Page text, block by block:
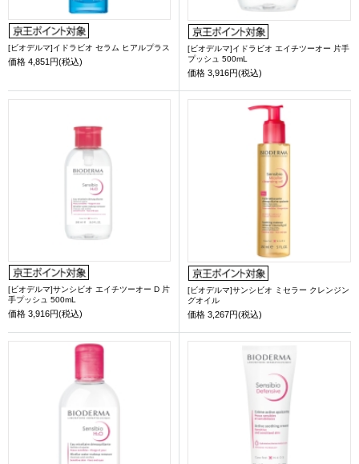
[ビオデルマ]イドラビオ セラム ヒアルプラス
価格 4,851円(税込)
[ビオデルマ]イドラビオ エイチツーオー 片手
プッシュ 500mL
価格 3,916円(税込)
[ビオデルマ]サンシビオ エイチツーオー D 片
手プッシュ 500mL
価格 3,916円(税込)
[ビオデルマ]サンシビオ ミセラー クレンジン
グオイル
価格 3,267円(税込)